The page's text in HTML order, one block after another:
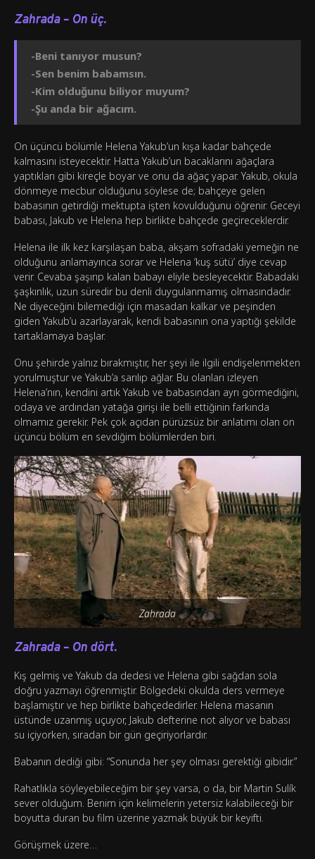
Zahrada – On üç.
-Beni tanıyor musun?
-Sen benim babamsın.
-Kim olduğunu biliyor muyum?
-Şu anda bir ağacım.
On üçüncü bölümle Helena Yakub’un kışa kadar bahçede
kalmasını isteyecektir. Hatta Yakub’un bacaklarını ağaçlara
yaptıkları gibi kireçle boyar ve onu da ağaç yapar. Yakub, okula
dönmeye mecbur olduğunu söylese de; bahçeye gelen
babasının getirdiği mektupta işten kovulduğunu öğrenir. Geceyi
babası, Jakub ve Helena hep birlikte bahçede geçireceklerdir.
Helena ile ilk kez karşılaşan baba, akşam sofradaki yemeğin ne
olduğunu anlamayınca sorar ve Helena ‘kuş sütü’ diye cevap
verir. Cevaba şaşırıp kalan babayı eliyle besleyecektir. Babadaki
şaşkınlık, uzun süredir bu denli duygulanmamış olmasındadır.
Ne diyeceğini bilemediği için masadan kalkar ve peşinden
giden Yakub’u azarlayarak, kendi babasının ona yaptığı şekilde
tartaklamaya başlar.
Onu şehirde yalnız bırakmıştır, her şeyi ile ilgili endişelenmekten
yorulmuştur ve Yakub’a sarılıp ağlar. Bu olanları izleyen
Helena’nın, kendini artık Yakub ve babasından ayrı görmediğini,
odaya ve ardından yatağa girişi ile belli ettiğinin farkında
olmamız gerekir. Pek çok açıdan pürüzsüz bir anlatımı olan on
üçüncü bölüm en sevdiğim bölümlerden biri.
Zahrada
Zahrada – On dört.
Kış gelmiş ve Yakub da dedesi ve Helena gibi sağdan sola
doğru yazmayı öğrenmiştir. Bölgedeki okulda ders vermeye
başlamıştır ve hep birlikte bahçededirler. Helena masanın
üstünde uzanmış uçuyor, Jakub defterine not alıyor ve babası
su içiyorken, sıradan bir gün geçiriyorlardır.
Babanın dediği gibi: “Sonunda her şey olması gerektiği gibidir.”
Rahatlıkla söyleyebileceğim bir şey varsa, o da, bir Martin Sulík
sever olduğum. Benim için kelimelerin yetersiz kalabileceği bir
boyutta duran bu film üzerine yazmak büyük bir keyifti.
Görüşmek üzere…